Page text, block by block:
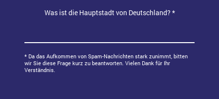
50
grün
Klebehaken
Was ist die Hauptstadt von Deutschland? *
* Da das Aufkommen von Spam-Nachrichten stark zunimmt, bitten
wir Sie diese Frage kurz zu beantworten. Vielen Dank für Ihr
Verständnis.